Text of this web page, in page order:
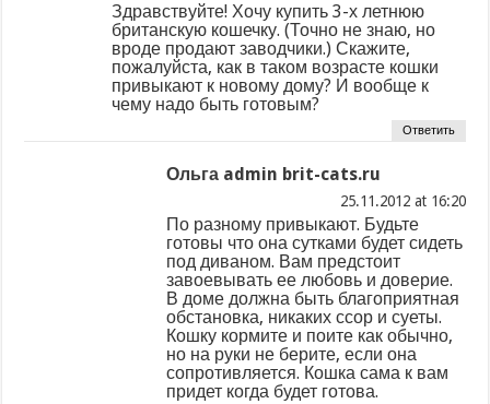
Здравствуйте! Хочу купить 3-х летнюю
британскую кошечку. (Точно не знаю, но
вроде продают заводчики.) Скажите,
пожалуйста, как в таком возрасте кошки
привыкают к новому дому? И вообще к
чему надо быть готовым?
Ответить
Ольга admin brit-cats.ru
at
По разному привыкают. Будьте
готовы что она сутками будет сидеть
под диваном. Вам предстоит
завоевывать ее любовь и доверие.
В доме должна быть благоприятная
обстановка, никаких ссор и суеты.
Кошку кормите и поите как обычно,
но на руки не берите, если она
сопротивляется. Кошка сама к вам
придет когда будет готова.